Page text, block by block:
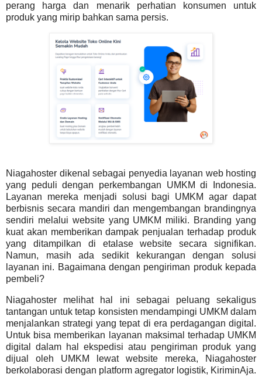
perang harga dan menarik perhatian konsumen untuk
produk yang mirip bahkan sama persis.
Niagahoster dikenal sebagai penyedia layanan web hosting
yang peduli dengan perkembangan UMKM di Indonesia.
Layanan mereka menjadi solusi bagi UMKM agar dapat
berbisnis secara mandiri dan mengembangan brandingnya
sendiri melalui website yang UMKM miliki. Branding yang
kuat akan memberikan dampak penjualan terhadap produk
yang ditampilkan di etalase website secara signifikan.
Namun, masih ada sedikit kekurangan dengan solusi
layanan ini. Bagaimana dengan pengiriman produk kepada
pembeli?
Niagahoster melihat hal ini sebagai peluang sekaligus
tantangan untuk tetap konsisten mendampingi UMKM dalam
menjalankan strategi yang tepat di era perdagangan digital.
Untuk bisa memberikan layanan maksimal terhadap UMKM
digital dalam hal ekspedisi atau pengiriman produk yang
dijual oleh UMKM lewat website mereka, Niagahoster
berkolaborasi dengan platform agregator logistik, KiriminAja.